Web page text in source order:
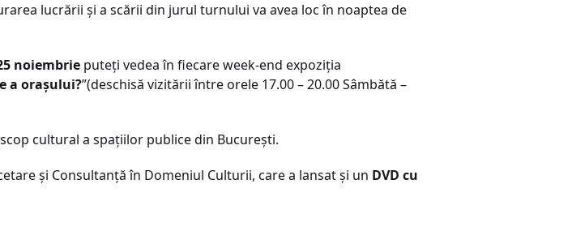
lucrării şi a scării din jurul turnului va avea loc în noaptea de
noiembrie puteţi vedea în fiecare week-end expoziţia
a oraşului?”(deschisă vizitării între orele 17.00 – 20.00 Sâmbătă –
cultural a spaţiilor publice din Bucureşti.
şi Consultanţă în Domeniul Culturii, care a lansat şi un DVD cu